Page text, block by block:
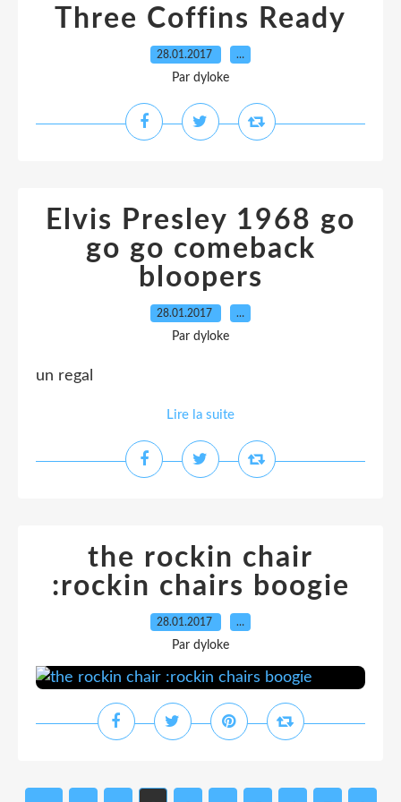
Three Coffins Ready
28.01.2017 …
Par dyloke
Elvis Presley 1968 go
go go comeback
bloopers
28.01.2017 …
Par dyloke
un regal
Lire la suite
the rockin chair
:rockin chairs boogie
28.01.2017 …
Par dyloke